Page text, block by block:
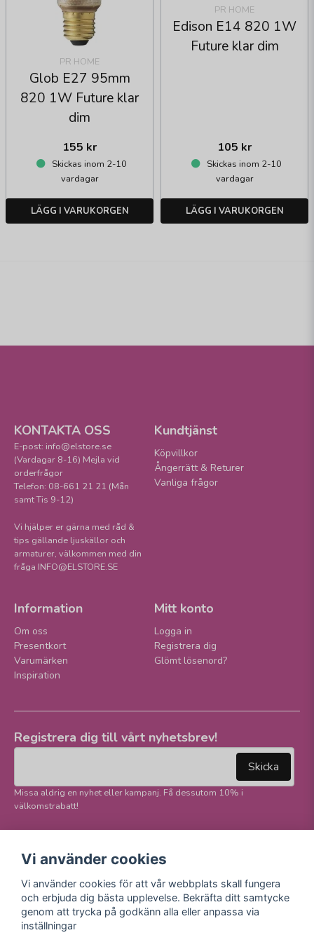
PR HOME
Glob E27 95mm
820 1W Future klar
dim
155 kr
Skickas inom 2-10
vardagar
LÄGG I VARUKORGEN
PR HOME
Edison E14 820 1W
Future klar dim
105 kr
Skickas inom 2-10
vardagar
LÄGG I VARUKORGEN
KONTAKTA OSS
E-post: info@elstore.se
(Vardagar 8-16) Mejla vid
orderfrågor
Telefon: 08-661 21 21 (Mån
samt Tis 9-12)
Vi hjälper er gärna med råd &
tips gällande ljuskällor och
armaturer, välkommen med din
fråga INFO@ELSTORE.SE
Kundtjänst
Köpvillkor
Ångerrätt & Returer
Vanliga frågor
Information
Om oss
Presentkort
Varumärken
Inspiration
Mitt konto
Logga in
Registrera dig
Glömt lösenord?
Registrera dig till vårt nyhetsbrev!
Skicka
Missa aldrig en nyhet eller kampanj. Få dessutom 10% i
välkomstrabatt!
sociala medier!
Facebook
Instagram
Youtube
E-handel
Vi använder cookies
Vi använder cookies för att vår webbplats skall fungera
och erbjuda dig bästa upplevelse. Bekräfta ditt samtycke
genom att trycka på godkänn alla eller anpassa via
inställningar